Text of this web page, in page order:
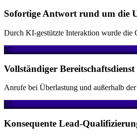
Sofortige Antwort rund um die
Durch KI-gestützte Interaktion wurde die
02
Vollständiger
Anrufe bei Überlastung und außerhalb
03
Konsequente Lead-